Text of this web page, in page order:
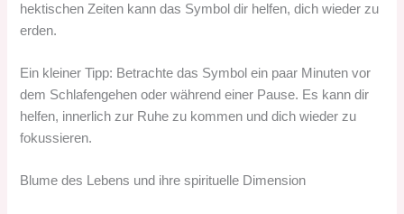
hektischen Zeiten kann das Symbol dir helfen, dich wieder zu
erden.
Ein kleiner Tipp: Betrachte das Symbol ein paar Minuten vor
dem Schlafengehen oder während einer Pause. Es kann dir
helfen, innerlich zur Ruhe zu kommen und dich wieder zu
fokussieren.
Blume des Lebens und ihre spirituelle Dimension